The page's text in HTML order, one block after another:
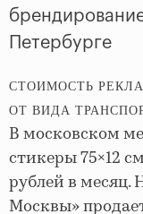
СТОИМОСТЬ
ОТ ВИДА
В московском
стикеры 75×12
рублей в месяц.
Москвы»
Петербурге